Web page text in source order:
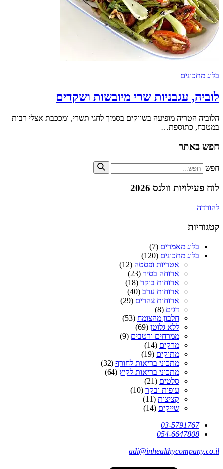
בלוג מתכונים
לוביה, עגבניות שרי מיובשות ושקדים
הלוביה הטריה מופיעה בשווקים בסמוך לחגי תשרי, ומככבת אצלי רבות
במטבח, כתוספת…
חפש באתר
חפש
לוח פעילויות וולנס 2026
להורדה
קטגוריות
בלוג מאמרים (7)
בלוג מתכונים (120)
אטריות ופסטה (12)
ארוחה בסיר (23)
ארוחות בוקר (18)
ארוחות ערב (40)
ארוחות צהרים (29)
דגים (8)
חלבון מהצומח (53)
ללא גלוטן (69)
ממרחים ורטבים (9)
מרקים (14)
מתוקים (19)
מתכוני בריאות לחורף (32)
מתכוני בריאות לקיץ (64)
סלטים (21)
עופות ובקר (10)
קציצות (11)
שייקים (14)
03-5791767
054-6647808
adi@inhealthycompany.co.il